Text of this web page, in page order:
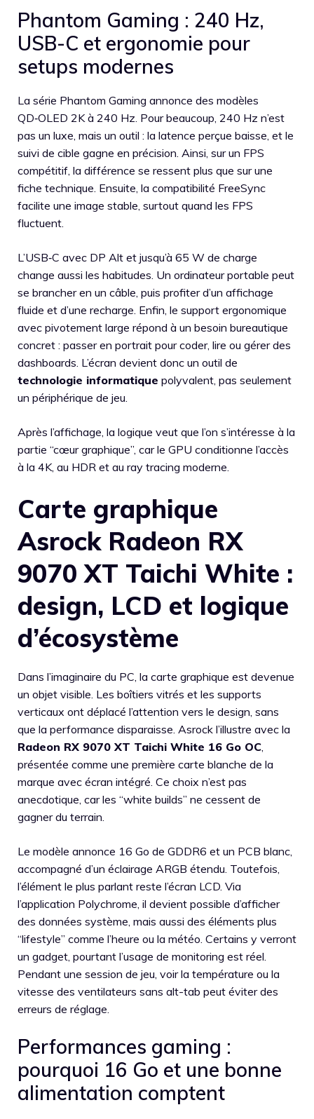
Phantom Gaming : 240 Hz,
USB-C et ergonomie pour
setups modernes
La série Phantom Gaming annonce des modèles
QD‑OLED 2K à 240 Hz. Pour beaucoup, 240 Hz n’est
pas un luxe, mais un outil : la latence perçue baisse, et le
suivi de cible gagne en précision. Ainsi, sur un FPS
compétitif, la différence se ressent plus que sur une
fiche technique. Ensuite, la compatibilité FreeSync
facilite une image stable, surtout quand les FPS
fluctuent.
L’USB‑C avec DP Alt et jusqu’à 65 W de charge
change aussi les habitudes. Un ordinateur portable peut
se brancher en un câble, puis profiter d’un affichage
fluide et d’une recharge. Enfin, le support ergonomique
avec pivotement large répond à un besoin bureautique
concret : passer en portrait pour coder, lire ou gérer des
dashboards. L’écran devient donc un outil de
technologie informatique polyvalent, pas seulement
un périphérique de jeu.
Après l’affichage, la logique veut que l’on s’intéresse à la
partie “cœur graphique”, car le GPU conditionne l’accès
à la 4K, au HDR et au ray tracing moderne.
Carte graphique
Asrock Radeon RX
9070 XT Taichi White :
design, LCD et logique
d’écosystème
Dans l’imaginaire du PC, la carte graphique est devenue
un objet visible. Les boîtiers vitrés et les supports
verticaux ont déplacé l’attention vers le design, sans
que la performance disparaisse. Asrock l’illustre avec la
Radeon RX 9070 XT Taichi White 16 Go OC,
présentée comme une première carte blanche de la
marque avec écran intégré. Ce choix n’est pas
anecdotique, car les “white builds” ne cessent de
gagner du terrain.
Le modèle annonce 16 Go de GDDR6 et un PCB blanc,
accompagné d’un éclairage ARGB étendu. Toutefois,
l’élément le plus parlant reste l’écran LCD. Via
l’application Polychrome, il devient possible d’afficher
des données système, mais aussi des éléments plus
“lifestyle” comme l’heure ou la météo. Certains y verront
un gadget, pourtant l’usage de monitoring est réel.
Pendant une session de jeu, voir la température ou la
vitesse des ventilateurs sans alt-tab peut éviter des
erreurs de réglage.
Performances gaming :
pourquoi 16 Go et une bonne
alimentation comptent